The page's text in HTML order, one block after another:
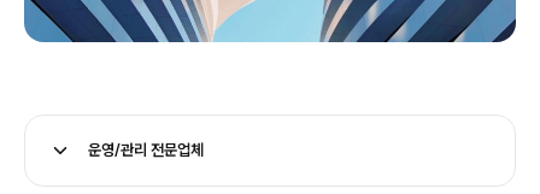
운영/관리 전문업체